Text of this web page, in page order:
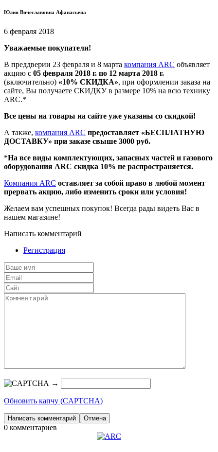
Юлия Вячеславовна Афанасьева
6 февраля 2018
Уважаемые покупатели!
В преддверии 23 февраля и 8 марта компания ARC объявляет
акцию с 05 февраля 2018 г. по 12 марта 2018 г.
(включительно) «10% СКИДКА», при оформлении заказа на
сайте, Вы получаете СКИДКУ в размере 10% на всю технику
ARC.*
Все цены на товары на сайте уже указаны со скидкой!
А также, компания ARC предоставляет «БЕСПЛАТНУЮ
ДОСТАВКУ» при заказе свыше 3000 руб.
*На все виды комплектующих, запасных частей и газового
оборудования ARC скидка 10% не распространяется.
Компания ARC оставляет за собой право в любой момент
прервать акцию, либо изменить сроки или условия!
Желаем вам успешных покупок! Всегда рады видеть Вас в
нашем магазине!
Написать комментарий
Регистрация
→
Обновить капчу (CAPTCHA)
0 комментариев